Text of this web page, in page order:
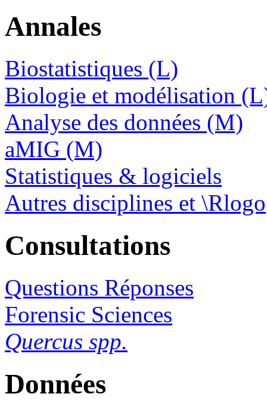
Annales
Biostatistiques (L)
Biologie et modélisation
Analyse des données (M)
aMIG (M)
Statistiques & logiciels
Autres disciplines et \Rlogo
Consultations
Questions Réponses
Forensic Sciences
Quercus spp.
Données